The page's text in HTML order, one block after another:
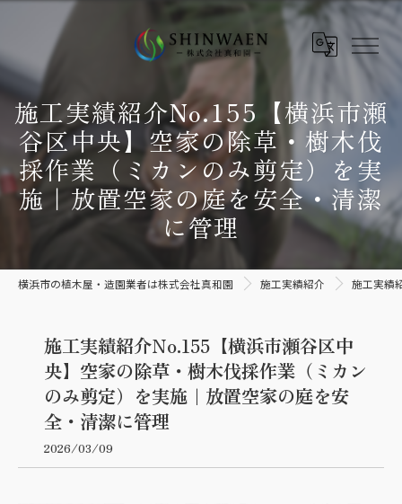
施工実績紹介No.155【横浜市瀬
谷区中央】空家の除草・樹木伐
採作業（ミカンのみ剪定）を実
施｜放置空家の庭を安全・清潔
に管理
横浜市の植木屋・造園業者は株式会社真和園 施工実績紹介 施工実績
施工実績紹介No.155【横浜市瀬谷区中
央】空家の除草・樹木伐採作業（ミカン
のみ剪定）を実施｜放置空家の庭を安
全・清潔に管理
2026/03/09